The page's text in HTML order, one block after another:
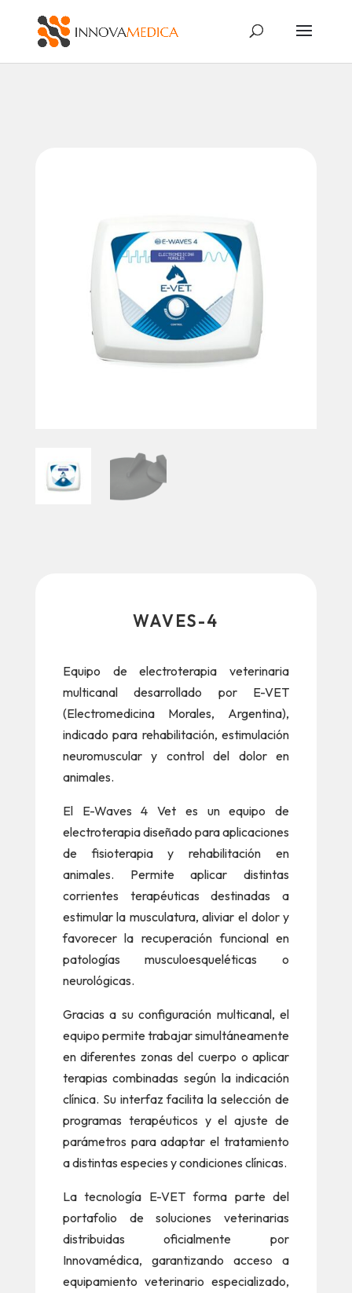
productos
WAVES-4
Equipo de electroterapia veterinaria
multicanal desarrollado por E-VET
(Electromedicina Morales, Argentina),
indicado para rehabilitación, estimulación
neuromuscular y control del dolor en
animales.
El E-Waves 4 Vet es un equipo de
electroterapia diseñado para aplicaciones
de fisioterapia y rehabilitación en
animales. Permite aplicar distintas
corrientes terapéuticas destinadas a
estimular la musculatura, aliviar el dolor y
favorecer la recuperación funcional en
patologías musculoesqueléticas o
neurológicas.
Gracias a su configuración multicanal, el
equipo permite trabajar simultáneamente
en diferentes zonas del cuerpo o aplicar
terapias combinadas según la indicación
clínica. Su interfaz facilita la selección de
programas terapéuticos y el ajuste de
parámetros para adaptar el tratamiento
a distintas especies y condiciones clínicas.
La tecnología E-VET forma parte del
portafolio de soluciones veterinarias
distribuidas oficialmente por
Innovamédica, garantizando acceso a
equipamiento veterinario especializado,